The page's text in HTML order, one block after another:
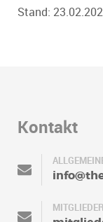
Stand:
Kontakt
MITGLIEDER